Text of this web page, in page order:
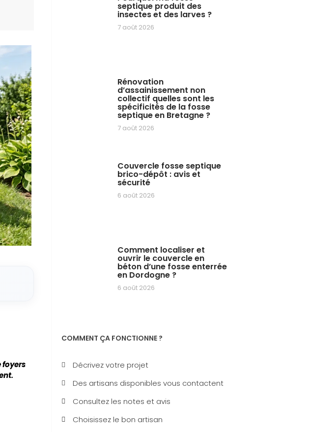
foyers
septique produit des
insectes et des larves ?
7 août 2026
Rénovation
d’assainissement non
collectif quelles sont les
spécificités de la fosse
septique en Bretagne ?
7 août 2026
Couvercle fosse septique
brico-dépôt : avis et
sécurité
6 août 2026
Comment localiser et
ouvrir le couvercle en
béton d’une fosse enterrée
en Dordogne ?
6 août 2026
COMMENT ÇA FONCTIONNE ?
Décrivez votre projet
Des artisans disponibles vous contactent
Consultez les notes et avis
Choisissez le bon artisan